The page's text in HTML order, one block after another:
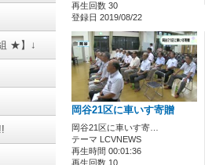
★】↓
再生回数 30
登録日 2019/08/22
岡谷21区に車いす寄贈
岡谷21区に車いす寄…
テーマ LCVNEWS
再生時間 00:01:36
再生回数 10